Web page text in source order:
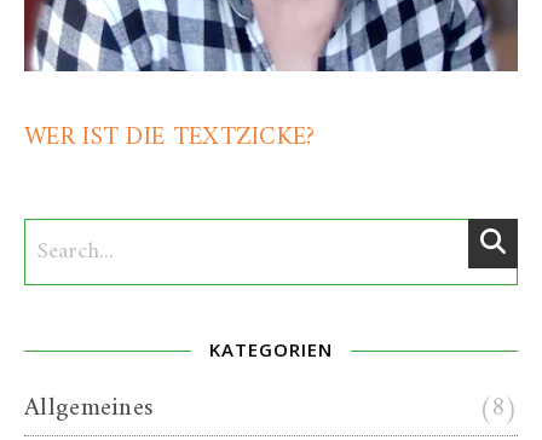
WER IST DIE TEXTZICKE?
KATEGORIEN
Allgemeines
(8)